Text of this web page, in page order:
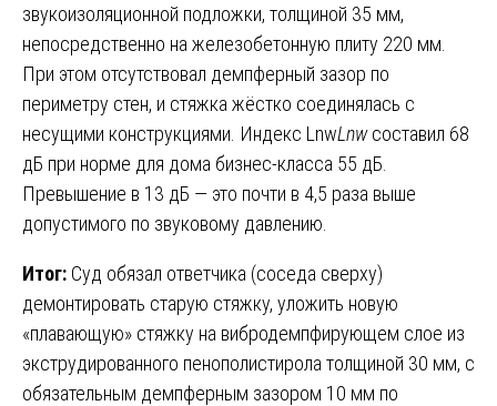
звукоизоляционной подложки, толщиной 35 мм,
непосредственно на железобетонную плиту 220 мм.
При этом отсутствовал демпферный зазор по
периметру стен, и стяжка жёстко соединялась с
несущими конструкциями. Индекс LnwLnw​ составил 68
дБ при норме для дома бизнес-класса 55 дБ.
Превышение в 13 дБ — это почти в 4,5 раза выше
допустимого по звуковому давлению.
Итог: Суд обязал ответчика (соседа сверху)
демонтировать старую стяжку, уложить новую
«плавающую» стяжку на вибродемпфирующем слое из
экструдированного пенополистирола толщиной 30 мм, с
обязательным демпферным зазором 10 мм по